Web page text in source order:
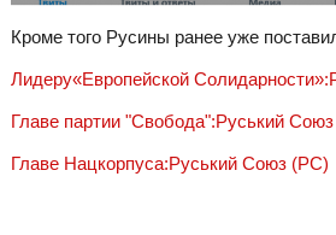
Кроме того Русины ранее уже
Лидеру«Европейской
Главе партии "Свобода":Руський
Главе Нацкорпуса:Руський Союз (РС)